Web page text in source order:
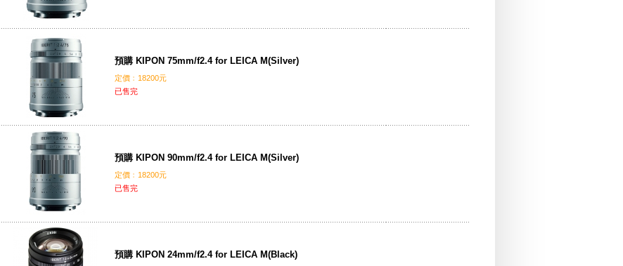
預購 KIPON 75mm/f2.4 for LEICA M(Silver)
定價﹕18200元
已售完
預購 KIPON 90mm/f2.4 for LEICA M(Silver)
定價﹕18200元
已售完
預購 KIPON 24mm/f2.4 for LEICA M(Black)